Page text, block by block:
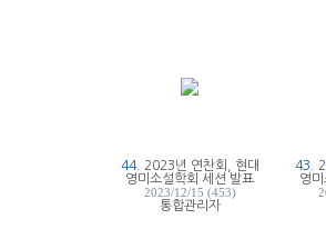
44. 2023년 연찬회, 현대
영미소설학회 세션 발표
2023/12/15 (453)
통합관리자
43.
영